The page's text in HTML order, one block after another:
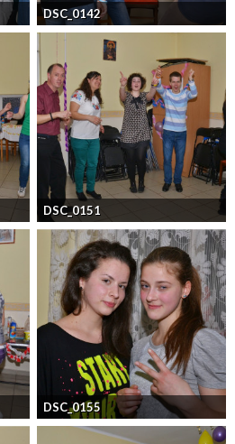
DSC_0142
DSC_0151
DSC_0155